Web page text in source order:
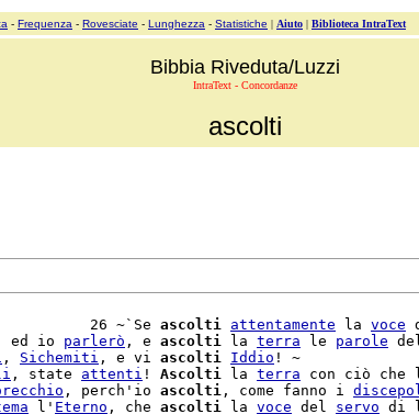
- Frequenza - Rovesciate - Lunghezza - Statistiche | Aiuto | Biblioteca IntraText
Bibbia Riveduta/Luzzi
IntraText - Concordanze
ascolti
26 ~`Se ascolti attentamente la voce
ed io parlerò , e ascolti la terra le parole
, Sichemiti , e vi ascolti Iddio ! ~
, state attenti ! Ascolti la terra con ciò che
, perch'io ascolti , come fanno i
l' Eterno , che ascolti la voce del servo di